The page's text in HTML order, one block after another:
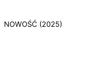
NOWOŚĆ (2025)